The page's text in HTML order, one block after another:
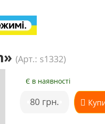
(Арт.: s1332)
Є в наявності
80 грн.